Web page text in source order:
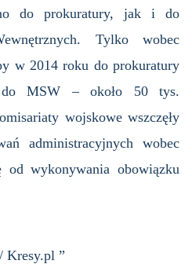
do prokuratury, jak i do
Tylko wobec
w 2014 roku do prokuratury
MSW – około 50 tys.
wojskowe wszczęły
administracyjnych wobec
wykonywania obowiązku
Kresy.pl ”